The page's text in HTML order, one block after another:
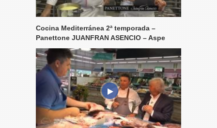
Cocina Mediterránea 2ª temporada –
Panettone JUANFRAN ASENCIO – Aspe